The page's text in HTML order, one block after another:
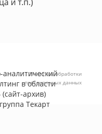
в области
архив)
Текарт
Политика обработки
персональных данных